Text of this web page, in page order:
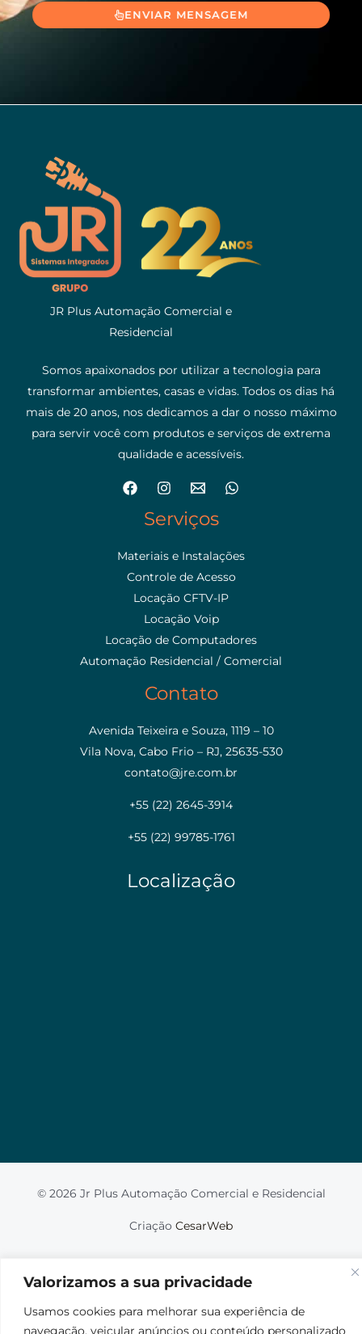
Não aceito
Aceito
ENVIAR MENSAGEM
JR Plus Automação Comercial e
Residencial
Somos apaixonados por utilizar a tecnologia para
transformar ambientes, casas e vidas. Todos os dias há
mais de 20 anos, nos dedicamos a dar o nosso máximo
para servir você com produtos e serviços de extrema
qualidade e acessíveis.
Serviços
Materiais e Instalações
Controle de Acesso
Locação CFTV-IP
Locação Voip
Locação de Computadores
Automação Residencial / Comercial
Contato
Avenida Teixeira e Souza, 1119 – 10
Vila Nova, Cabo Frio – RJ, 25635-530
contato@jre.com.br
+55 (22) 2645-3914
+55 (22) 99785-1761
Localização
© 2026 Jr Plus Automação Comercial e Residencial
Criação CesarWeb
Fale Conosco